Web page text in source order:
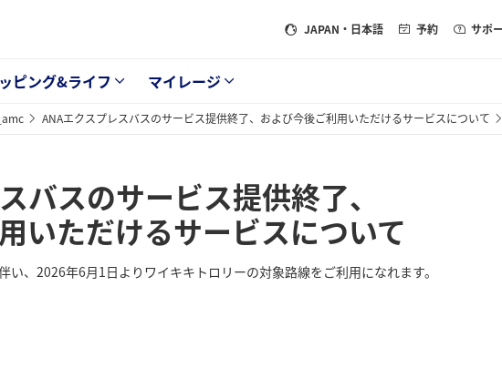
JAPAN ・日本語 予約 サポ
ピング&ライフ マイレージ
ANAエクスプレスバスのサービス提供終了、および今後ご利用いただけるサービスについて
バスのサービス提供終了、
いただけるサービスについて
い、2026年6月1日よりワイキキトロリーの対象路線をご利用になれます。